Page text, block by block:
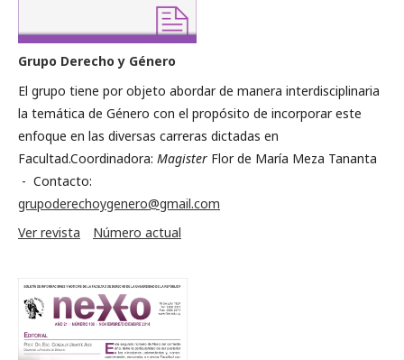
Grupo Derecho y Género
El grupo tiene por objeto abordar de manera interdisciplinaria
la temática de Género con el propósito de incorporar este
enfoque en las diversas carreras dictadas en
Facultad.Coordinadora: Magister Flor de María Meza Tananta
- Contacto:
grupoderechoygenero@gmail.com
Ver revista
Número actual